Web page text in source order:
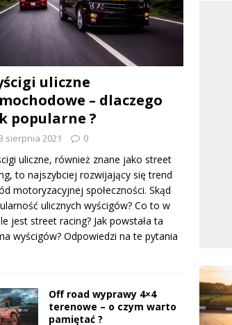
uliczne
– dlaczego
popularne ?
sierpnia 2021 0
uliczne, również znane jako street
to najszybciej rozwijający się trend
motoryzacyjnej społeczności. Skąd
ulicznych wyścigów? Co to w
jest street racing? Jak powstała ta
wyścigów? Odpowiedzi na te pytania
Off road wyprawy 4×4
terenowe – o czym warto
pamiętać ?